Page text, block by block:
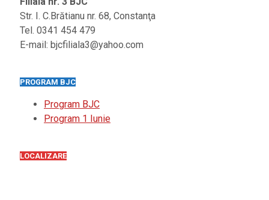
Str. I. C.Brătianu nr. 68, Constanţa
Tel. 0341 454 479
E-mail: bjcfiliala3@yahoo.com
PROGRAM BJC
Program BJC
Program 1 Iunie
LOCALIZARE